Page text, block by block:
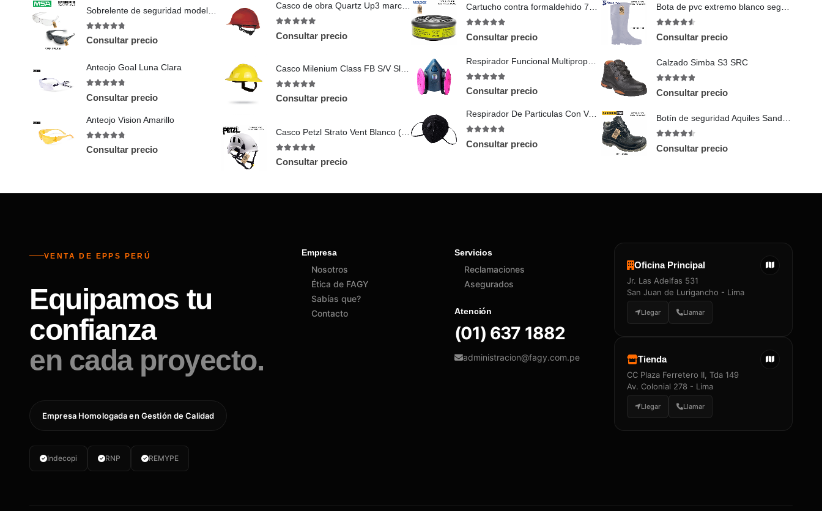
Sobrelente de seguridad modelo Overgii
4.71 out of 5
Consultar precio
Anteojo Goal Luna Clara
Consultar precio
Anteojo Vision Amarillo
Consultar precio
Casco de obra Quartz Up3 marca Deltaplus
Consultar precio
Consultar precio
4.83 out of 5
Consultar precio
Cartucho contra formaldehido 7500 moldex
Consultar precio
4.8 out of 5
Consultar precio
Respirador De Particulas Con Valvula Fresh Air
Consultar precio
Bota de pvc extremo blanco segusa
Consultar precio
Calzado Simba S3 SRC
Consultar precio
Botín de seguridad Aquiles Sandder TNT
Consultar precio
VENTA DE EPPS PERÚ
Equipamos tu
confianza
en cada proyecto.
Empresa Homologada en Gestión de Calidad
Indecopi RNP REMYPE
Empresa
Nosotros
Ética de FAGY
Sabías que?
Contacto
Servicios
Reclamaciones
Asegurados
Atención
(01) 637 1882
administracion@fagy.com.pe
Oficina Principal
Jr. Las Adelfas 531
San Juan de Lurigancho - Lima
Llegar Llamar
Tienda
CC Plaza Ferretero II, Tda 149
Av. Colonial 278 - Lima
Llegar Llamar